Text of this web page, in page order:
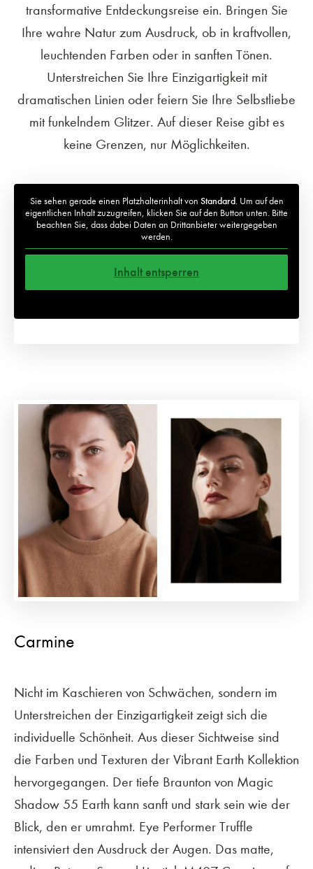
transformative Entdeckungsreise ein. Bringen Sie
Ihre wahre Natur zum Ausdruck, ob in kraftvollen,
leuchtenden Farben oder in sanften Tönen.
Unterstreichen Sie Ihre Einzigartigkeit mit
dramatischen Linien oder feiern Sie Ihre Selbstliebe
mit funkelndem Glitzer. Auf dieser Reise gibt es
keine Grenzen, nur Möglichkeiten.
Sie sehen gerade einen Platzhalterinhalt von Standard. Um auf den
eigentlichen Inhalt zuzugreifen, klicken Sie auf den Button unten. Bitte
beachten Sie, dass dabei Daten an Drittanbieter weitergegeben
werden.
Inhalt entsperren
Carmine
Nicht im Kaschieren von Schwächen, sondern im
Unterstreichen der Einzigartigkeit zeigt sich die
individuelle Schönheit. Aus dieser Sichtweise sind
die Farben und Texturen der Vibrant Earth Kollektion
hervorgegangen. Der tiefe Braunton von Magic
Shadow 55 Earth kann sanft und stark sein wie der
Blick, den er umrahmt. Eye Performer Truffle
intensiviert den Ausdruck der Augen. Das matte,